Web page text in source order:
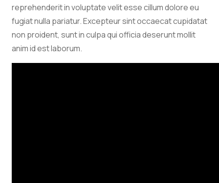
reprehenderit in voluptate velit esse cillum dolore eu
fugiat nulla pariatur. Excepteur sint occaecat cupidatat
non proident, sunt in culpa qui officia deserunt mollit
anim id est laborum.